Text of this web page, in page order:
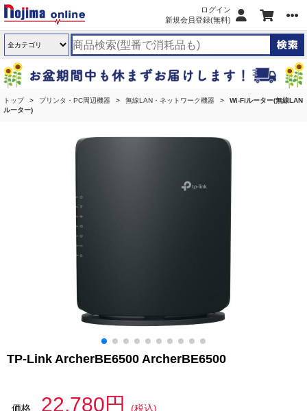
ログイン
新規会員登録(無料)
トップ プリンタ・PC周辺機器 無線LAN・ネットワーク機器
Wi-Fiルーター(無線LAN
ルーター)
TP-Link ArcherBE6500 ArcherBE6500
価格 22,780円
(税込)